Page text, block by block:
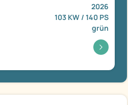
2026
103 KW / 140 PS
grün